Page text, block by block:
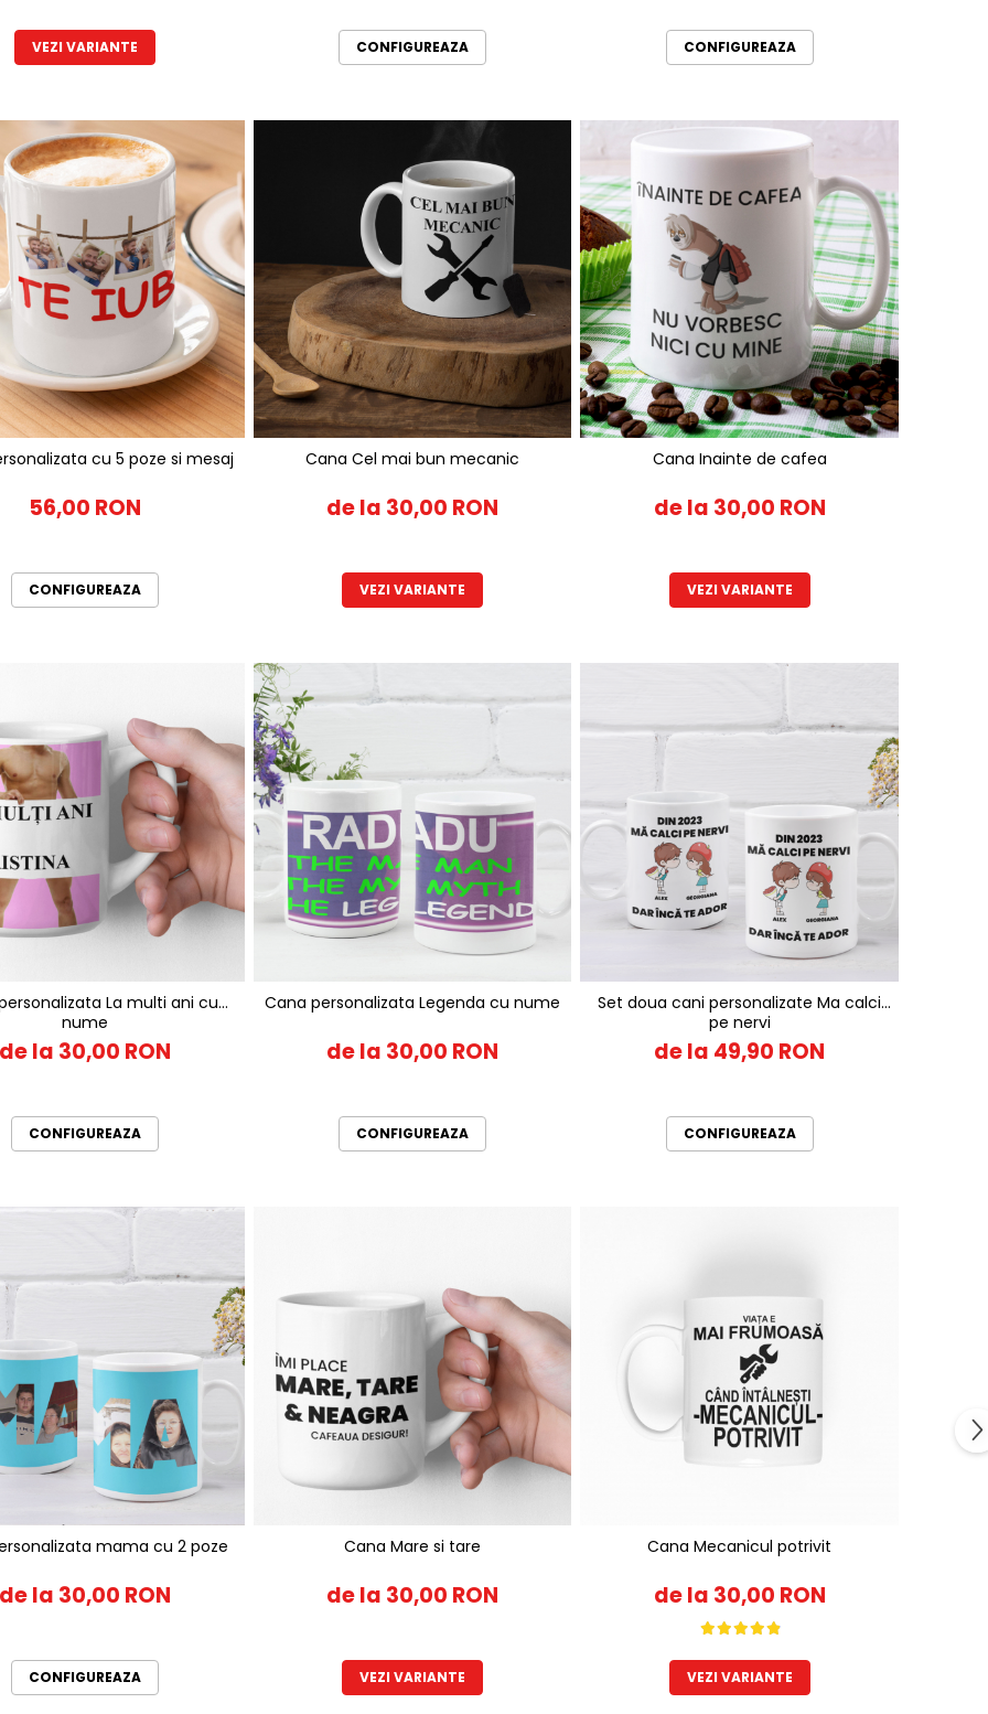
VEZI VARIANTE CONFIGUREAZA CONFIGUREAZA
cu 5 poze si mesaj
56,00 RON
CONFIGUREAZA
Cana Cel mai bun mecanic
de la 30,00 RON
VEZI VARIANTE
Cana Inainte de cafea
de la 30,00 RON
VEZI VARIANTE
La multi ani cu
nume
de la 30,00 RON
CONFIGUREAZA
Cana personalizata Legenda cu nume
de la 30,00 RON
CONFIGUREAZA
Set doua cani personalizate Ma calci
pe nervi
de la 49,90 RON
CONFIGUREAZA
mama cu 2 poze
de la 30,00 RON
CONFIGUREAZA
Cana Mare si tare
de la 30,00 RON
VEZI VARIANTE
Cana Mecanicul potrivit
de la 30,00 RON
VEZI VARIANTE